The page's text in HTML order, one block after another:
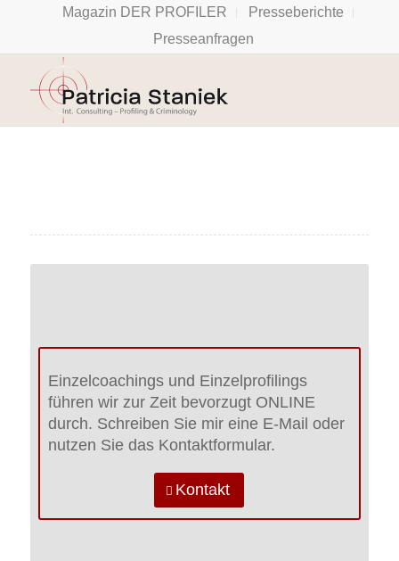
Magazin DER PROFILER
Presseberichte
Presseanfragen
Einzelcoachings und Einzelprofilings
führen wir zur Zeit bevorzugt ONLINE
durch. Schreiben Sie mir eine E-Mail oder
nutzen Sie das Kontaktformular.
Kontakt